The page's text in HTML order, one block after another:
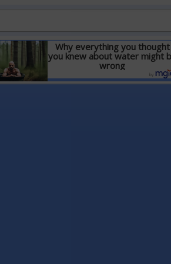
Why everything you thought
you knew about water might
wrong
Детальніше